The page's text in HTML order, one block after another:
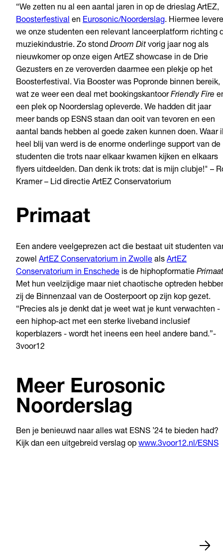
“We zetten nu al een aantal jaren in op de drieslag ArtEZ,
Boosterfestival en Eurosonic/Noorderslag. Hiermee
we onze studenten een relevant lanceerplatform richting
muziekindustrie. Zo stond Droom Dit vorig jaar nog als
nieuwkomer op onze eigen ArtEZ showcase in de Drie
Gezusters en ze veroverden daarmee een plekje op het
Boosterfestival. Via Booster was Popronde binnen bereik,
wat ze weer een deal met bookingskantoorFriendly Fire
een plek op Noorderslag opleverde. We hadden dit jaar
meer bands op ESNS staan dan ooit van tevoren en een
aantal bands hebben al goede zaken kunnen doen. Waar
heel blij van werd is de enorme onderlinge support van de
studenten die trots naar elkaar kwamen kijken en elkaars
flyers uitdeelden. Dan denk ik trots: dat is mijn clubje!" –
Kramer – Lid directie ArtEZ Conservatorium
Primaat
Een andere veelgeprezen act die bestaat uit studenten
zowel ArtEZ Conservatorium in Zwolle als ArtEZ
Conservatorium in Enschede is de hiphopformatie Primaat
Met hun veelzijdige maar niet chaotische optreden
zij de Binnenzaal van de Oosterpoort op zijn kop gezet.
“Precies als je denkt dat je weet wat je kunt verwachten -
een hiphop-act met een sterke liveband inclusief
koperblazers - wordt het ineens een heel andere band.”-
3voor12
Meer Eurosonic
Noorderslag
Ben je benieuwd naar alles wat ESNS ’24 te bieden had?
Kijk dan een uitgebreid verslag op www.3voor12.nl/ESNS